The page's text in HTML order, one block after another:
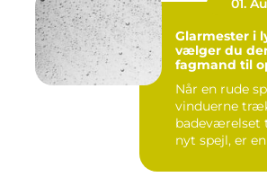
01.
Glarmester i
vælger du
fagmand til
Når en rude
vinduerne
nyt spejl, er